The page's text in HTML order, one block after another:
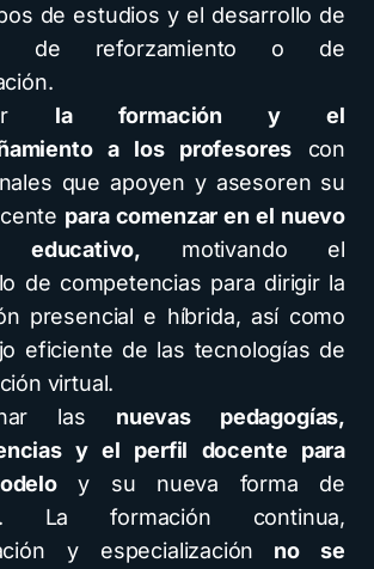
de estudios y el desarrollo de
de reforzamiento o de
la formación y el
a los profesores con
que apoyen y asesoren su
para comenzar en el nuevo
educativo, motivando el
de competencias para dirigir la
presencial e híbrida, así como
eficiente de las tecnologías de
virtual.
las nuevas pedagogías,
y el perfil docente para
y su nueva forma de
La formación continua,
y especialización no se